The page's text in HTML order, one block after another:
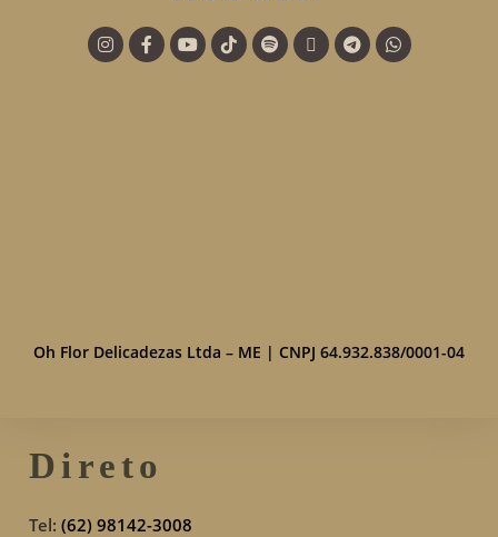
Oh Flor Delicadezas Ltda – ME | CNPJ 64.932.838/0001-04
Direto
Tel: (62) 98142-3008